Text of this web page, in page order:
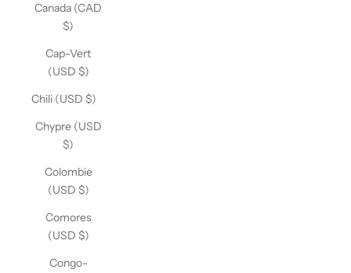
Canada (CAD
$)
Cap-Vert
(USD $)
Chili (USD $)
Chypre (USD
$)
Colombie
(USD $)
Comores
(USD $)
Congo-